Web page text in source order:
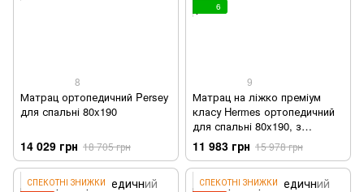
8
Матрац ортопедичний Persey
для спальні 80x190
14 029 грн 18 705 грн
6
9
Матрац на ліжко преміум
класу Hermes ортопедичний
для спальні 80x190, з
латексом
11 983 грн 15 978 грн
СПЕКОТНІ ЗНИЖКИ
СПЕКОТНІ ЗНИЖКИ